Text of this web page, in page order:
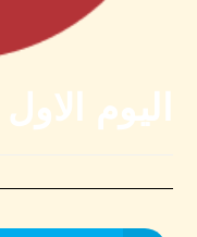
اليوم الاول